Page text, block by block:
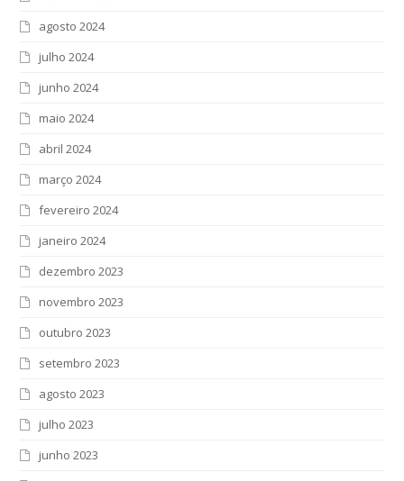
agosto 2024
julho 2024
junho 2024
maio 2024
abril 2024
março 2024
fevereiro 2024
janeiro 2024
dezembro 2023
novembro 2023
outubro 2023
setembro 2023
agosto 2023
julho 2023
junho 2023